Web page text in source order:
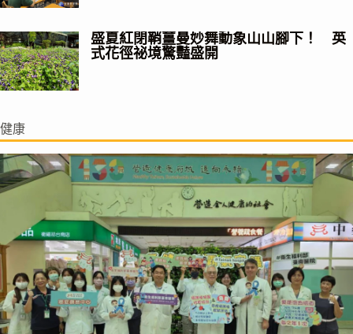
盛夏紅閉鞘薑曼妙舞動象山山腳下！ 英
式花徑祕境驚豔盛開
健康